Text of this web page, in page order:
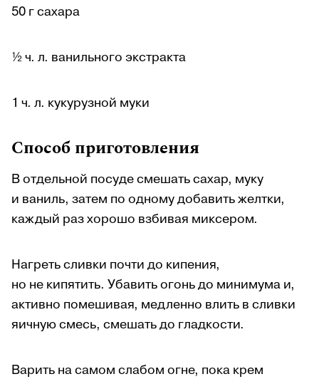
50 г сахара
½ ч. л. ванильного экстракта
1 ч. л. кукурузной муки
Способ приготовления
В отдельной посуде смешать сахар, муку
и ваниль, затем по одному добавить желтки,
каждый раз хорошо взбивая миксером.
Нагреть сливки почти до кипения,
но не кипятить. Убавить огонь до минимума и,
активно помешивая, медленно влить в сливки
яичную смесь, смешать до гладкости.
Варить на самом слабом огне, пока крем